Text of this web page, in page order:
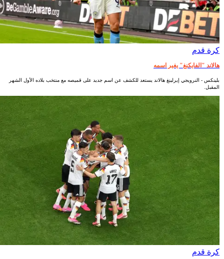
كرة قدم
هالاند "الفايكنغ" يغير اسمه
بلينكس - النرويجي إيرلينغ هالاند يستعد للكشف عن اسم جديد على قميصه مع منتخب بلاده الأول الشهر
المقبل.
كرة قدم